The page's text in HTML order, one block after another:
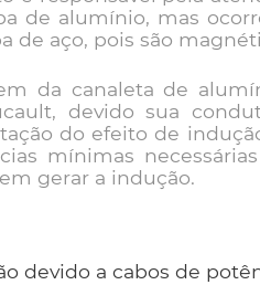
de alumínio, mas
de aço, pois são
da canaleta de
devido sua
do efeito de
mínimas
gerar a indução.
devido a cabos de